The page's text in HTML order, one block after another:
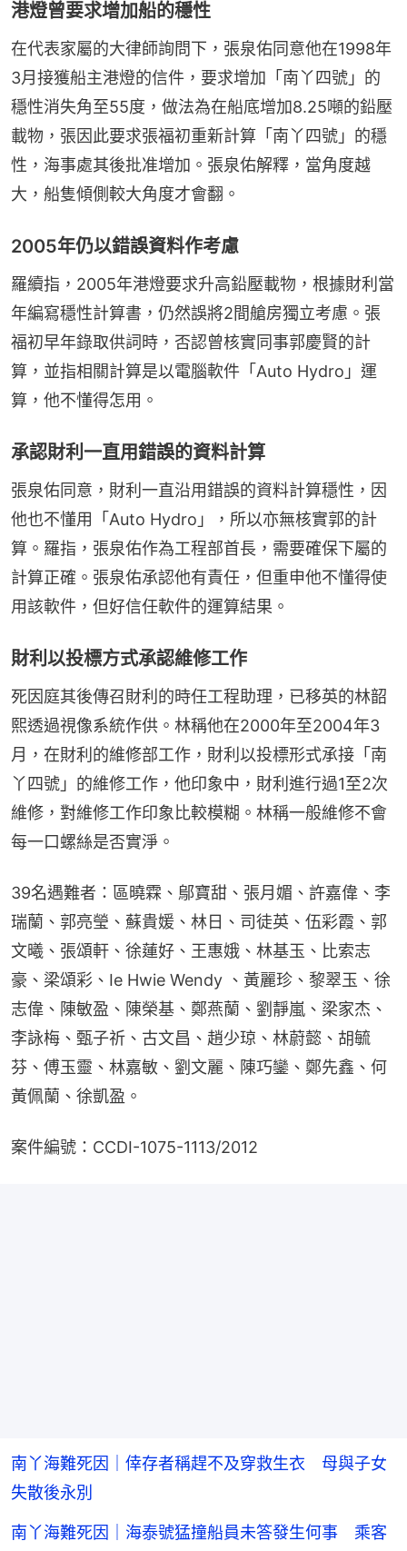
港燈曾要求增加船的穩性
在代表家屬的大律師詢問下，張泉佑同意他在1998年
3月接獲船主港燈的信件，要求增加「南丫四號」的
穩性消失角至55度，做法為在船底增加8.25噸的鉛壓
載物，張因此要求張福初重新計算「南丫四號」的穩
性，海事處其後批准增加。張泉佑解釋，當角度越
大，船隻傾側較大角度才會翻。
2005年仍以錯誤資料作考慮
羅續指，2005年港燈要求升高鉛壓載物，根據財利當
年編寫穩性計算書，仍然誤將2間艙房獨立考慮。張
福初早年錄取供詞時，否認曾核實同事郭慶賢的計
算，並指相關計算是以電腦軟件「Auto Hydro」運
算，他不懂得怎用。
承認財利一直用錯誤的資料計算
張泉佑同意，財利一直沿用錯誤的資料計算穩性，因
他也不懂用「Auto Hydro」，所以亦無核實郭的計
算。羅指，張泉佑作為工程部首長，需要確保下屬的
計算正確。張泉佑承認他有責任，但重申他不懂得使
用該軟件，但好信任軟件的運算結果。
財利以投標方式承認維修工作
死因庭其後傳召財利的時任工程助理，已移英的林韶
熙透過視像系統作供。林稱他在2000年至2004年3
月，在財利的維修部工作，財利以投標形式承接「南
丫四號」的維修工作，他印象中，財利進行過1至2次
維修，對維修工作印象比較模糊。林稱一般維修不會
每一口螺絲是否實淨。
39名遇難者：區曉霖、鄔寶甜、張月媚、許嘉偉、李
瑞蘭、郭亮瑩、蘇貴媛、林日、司徒英、伍彩霞、郭
文曦、張頌軒、徐蓮好、王惠娥、林基玉、比索志
豪、梁頌彩、Ie Hwie Wendy 、黃麗珍、黎翠玉、徐
志偉、陳敏盈、陳榮基、鄭燕蘭、劉靜嵐、梁家杰、
李詠梅、甄子祈、古文昌、趙少琼、林蔚懿、胡毓
芬、傅玉靈、林嘉敏、劉文麗、陳巧鑾、鄭先鑫、何
黃佩蘭、徐凱盈。
案件編號：CCDI-1075-1113/2012
南丫海難死因｜倖存者稱趕不及穿救生衣 母與子女
失散後永別
南丫海難死因｜海泰號猛撞船員未答發生何事 乘客